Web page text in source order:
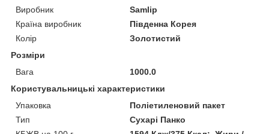
Виробник
Samlip
Країна виробник
Південна Корея
Колір
Золотистий
Розміри
Вага
1000.0
Користувальницькі характеристики
Упаковка
Поліетиленовий пакет
Тип
Сухарі Панко